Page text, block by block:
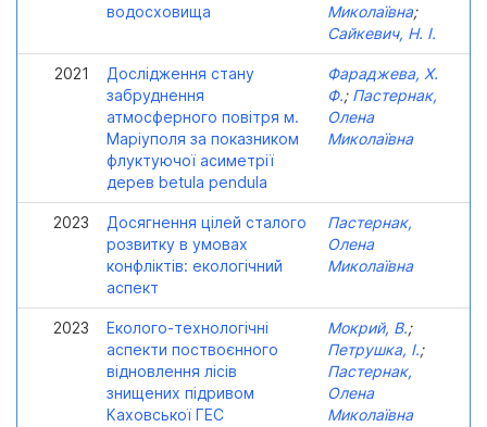
водосховища
Миколаївна;
Сайкевич, Н. І.
2021
Дослідження стану
забруднення
атмосферного повітря м.
Маріуполя за показником
флуктуючої асиметрії
дерев betula pendula
Фараджева, Х.
Ф.; Пастернак,
Олена
Миколаївна
2023
Досягнення цілей сталого
розвитку в умовах
конфліктів: екологічний
аспект
Пастернак,
Олена
Миколаївна
2023
Еколого-технологічні
аспекти поствоєнного
відновлення лісів
знищених підривом
Каховської ГЕС
Мокрий, В.;
Петрушка, І.;
Пастернак,
Олена
Миколаївна